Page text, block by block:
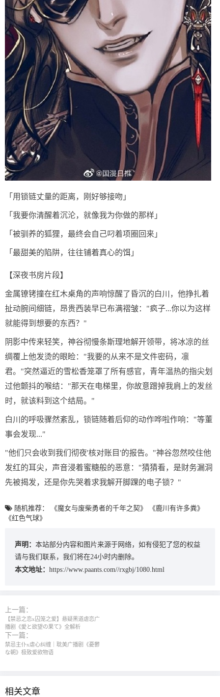
「用锁链丈量的距离，刚好够接吻」
「我要你清醒着沉沦，就像我为你做的那样」
「被驯养的狐狸，最终会自己叼着项圈回来」
「最甜美的陷阱，往往铺着真心的饵」
【深夜书房片段】
金属镣铐撞在红木桌角的声响惊醒了昏沉的白川，他挣扎着
扯动腕间细链，昂贵西装早已布满褶皱："疯子...你以为这样
就能得到想要的东西？"
阴影中传来轻笑，神谷彻慢条斯理地解开领带，将冰凉的丝
绸覆上他发烫的眼睑："我要的从来不是文件密码，凛
君。"突然逼近的雪松香笼罩了所有感官，青年温热的指尖划
过他颤抖的喉结："那天在电梯里，你故意蹭掉我肩上的发丝
时，就该料到这个结局。"
白川的呼吸骤然紊乱，锁链随着后仰的动作哗啦作响："等董
事会发现..."
"他们只会收到我们彻夜'核对账目'的报告。"神谷忽然咬住他
发红的耳尖，声音浸着蜜糖般的恶意："猜猜看，是财务漏洞
先被揭发，还是你先哭着求我解开脚踝的电子锁？"
随机推荐： 《魔女与废柴勇者的千年之契》
《鹿川有许多粪》
《红色气球》
声明： 本站部分内容和图片来源于网络，如有侵犯了您的权益
请与我们联系，我们将在24小时内删除。
本文地址： https://www.paants.com//rxgbj/1080.html
上一篇：
【禁忌之恋x囚笼之爱】悬疑黑道虐恋广
播剧《愛と欲望の果て》全解析
下一篇：
禁忌主仆x虐心纠缠｜耽美广播剧《憂鬱
な朝》极致爱欲物语
相关文章